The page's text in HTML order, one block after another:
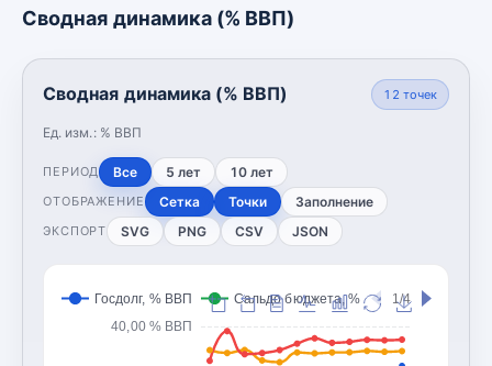
Сводная динамика (% ВВП)
Сводная динамика (% ВВП)
Ед. изм.: % ВВП
12 точек
ПЕРИОД Все 5 лет 10 лет
ОТОБРАЖЕНИЕ Сетка Точки Заполнение
ЭКСПОРТ SVG PNG CSV JSON
40,00 % ВВП
Госдолг, % ВВП Сальдо бюджета, % ВВП 1/4